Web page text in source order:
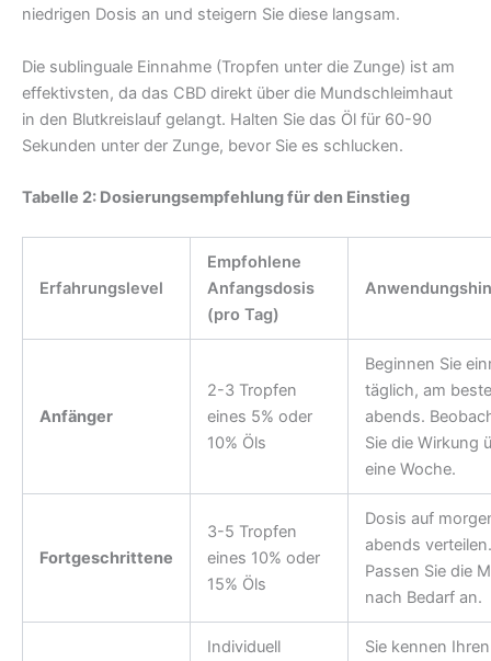
niedrigen Dosis an und steigern Sie diese langsam.
Die sublinguale Einnahme (Tropfen unter die Zunge) ist am
effektivsten, da das CBD direkt über die Mundschleimhaut
in den Blutkreislauf gelangt. Halten Sie das Öl für 60-90
Sekunden unter der Zunge, bevor Sie es schlucken.
Tabelle 2: Dosierungsempfehlung für den Einstieg
Erfahrungslevel
Empfohlene
Anfangsdosis
(pro Tag)
Anfänger
2-3 Tropfen
eines 5% oder
10% Öls
Beginnen Sie
täglich, am
abends.
Sie die Wirkung
eine Woche.
Fortgeschrittene
3-5 Tropfen
eines 10% oder
15% Öls
Dosis auf
abends verteilen.
Passen Sie die
nach Bedarf an.
Individuell
Sie kennen Ihren